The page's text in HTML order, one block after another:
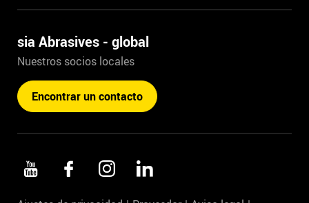
sia Abrasives - global
Nuestros socios locales
Encontrar un contacto